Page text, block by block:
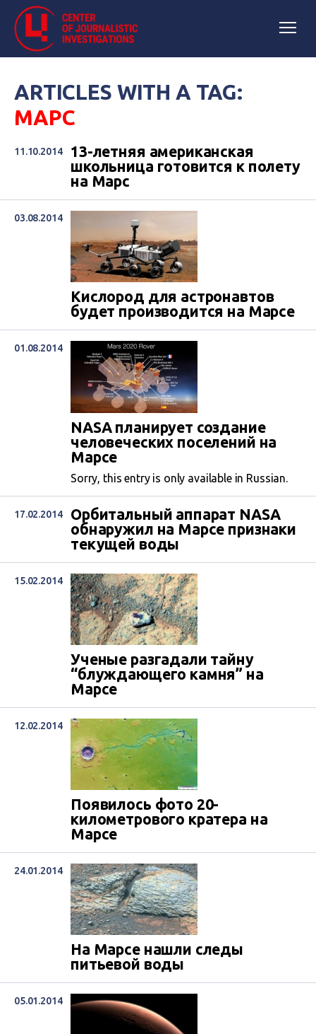
ARTICLES WITH A TAG:
МАРС
11.10.2014
13-летняя американская
школьница готовится к полету
на Марс
03.08.2014
Кислород для астронавтов
будет производится на Марсе
01.08.2014
NASA планирует создание
человеческих поселений на
Марсе
Sorry, this entry is only available in Russian.
17.02.2014
Орбитальный аппарат NASA
обнаружил на Марсе признаки
текущей воды
15.02.2014
Ученые разгадали тайну
“блуждающего камня” на
Марсе
12.02.2014
Появилось фото 20-
километрового кратера на
Марсе
24.01.2014
На Марсе нашли следы
питьевой воды
05.01.2014